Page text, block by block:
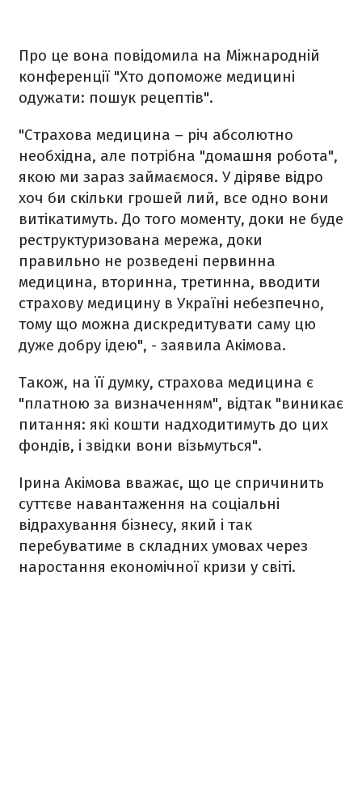
Про це вона повідомила на Міжнародній
конференції "Хто допоможе медицині
одужати: пошук рецептів".
"Страхова медицина – річ абсолютно
необхідна, але потрібна "домашня робота",
якою ми зараз займаємося. У діряве відро
хоч би скільки грошей лий, все одно вони
витікатимуть. До того моменту, доки не буде
реструктуризована мережа, доки
правильно не розведені первинна
медицина, вторинна, третинна, вводити
страхову медицину в Україні небезпечно,
тому що можна дискредитувати саму цю
дуже добру ідею", - заявила Акімова.
Також, на її думку, страхова медицина є
"платною за визначенням", відтак "виникає
питання: які кошти надходитимуть до цих
фондів, і звідки вони візьмуться".
Ірина Акімова вважає, що це спричинить
суттєве навантаження на соціальні
відрахування бізнесу, який і так
перебуватиме в складних умовах через
наростання економічної кризи у світі.